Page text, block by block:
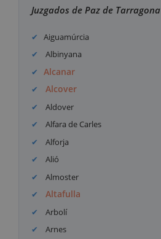
Juzgados de Paz de Tarragona
Aiguamúrcia
Albinyana
Alcanar
Alcover
Aldover
Alfara de Carles
Alforja
Alió
Almoster
Altafulla
Arbolí
Arnes